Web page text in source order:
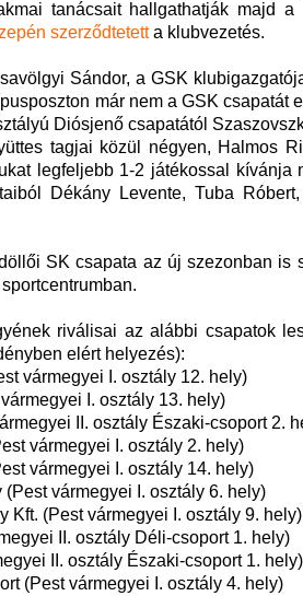
tanácsait hallgathatják majd
szerződtetetta klubvezetés.
Sándor, a GSK
már nem a GSK
Diósjenő csapatától
tagjai közül négyen, Halmos
legfeljebb 1-2 játékossal
Dékány Levente, Tuba
SK csapata az új szezonban
riválisai az alábbi csapatok
elért helyezés):
vármegyei I. osztály 12. hely)
I. osztály 13. hely)
II. osztály Északi-csoport 2.
vármegyei I. osztály 2. hely)
vármegyei I. osztály 14. hely)
vármegyei I. osztály 6. hely)
Kft. (Pest vármegyei I. osztály 9. hely)
II. osztály Déli-csoport 1. hely)
II. osztály Északi-csoport 1. hely)
(Pest vármegyei I. osztály 4. hely)